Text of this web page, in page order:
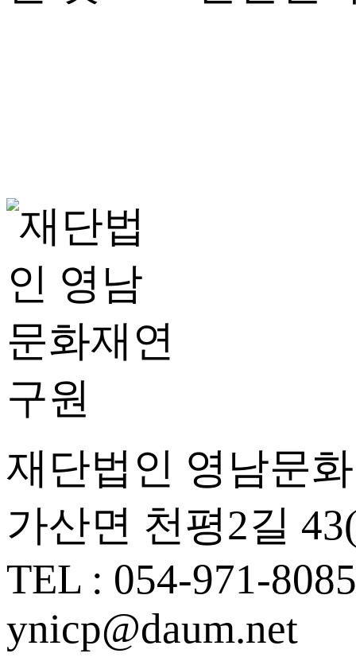
재단법인 영남문
가산면 천평2길
TEL : 054-971-
ynicp@daum.net